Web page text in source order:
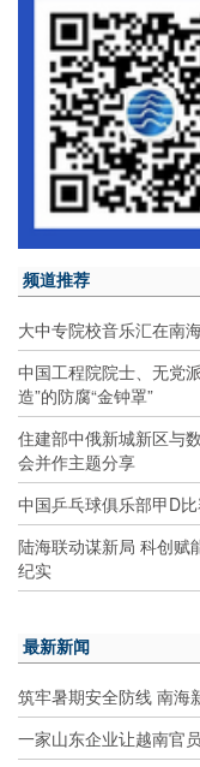
频道推荐
大中专院校音乐汇在南
中国工程院院士、无党
造”的防腐“金钟罩”
住建部中俄新城新区与
会并作主题分享
中国乒乓球俱乐部甲D
陆海联动谋新局 科创
纪实
最新新闻
筑牢暑期安全防线 南海
一家山东企业让越南官